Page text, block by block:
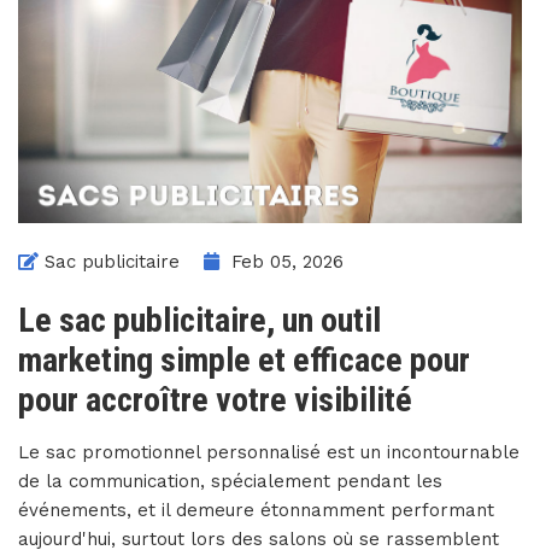
Sac publicitaire Feb 05, 2026
Le sac publicitaire, un outil
marketing simple et efficace pour
pour accroître votre visibilité
Le sac promotionnel personnalisé est un incontournable
de la communication, spécialement pendant les
événements, et il demeure étonnamment performant
aujourd'hui, surtout lors des salons où se rassemblent